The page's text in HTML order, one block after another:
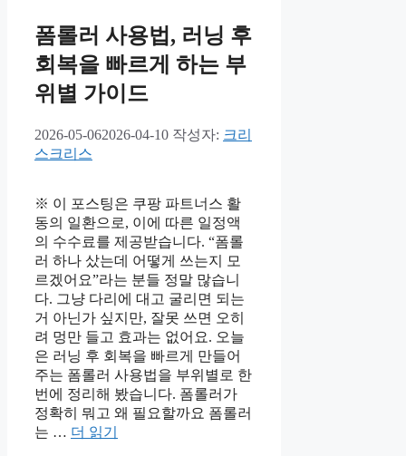
폼롤러 사용법, 러닝 후
회복을 빠르게 하는 부
위별 가이드
2026-05-062026-04-10 작성자: 크리
스크리스
※ 이 포스팅은 쿠팡 파트너스 활
동의 일환으로, 이에 따른 일정액
의 수수료를 제공받습니다. “폼롤
러 하나 샀는데 어떻게 쓰는지 모
르겠어요”라는 분들 정말 많습니
다. 그냥 다리에 대고 굴리면 되는
거 아닌가 싶지만, 잘못 쓰면 오히
려 멍만 들고 효과는 없어요. 오늘
은 러닝 후 회복을 빠르게 만들어
주는 폼롤러 사용법을 부위별로 한
번에 정리해 봤습니다. 폼롤러가
정확히 뭐고 왜 필요할까요 폼롤러
는 … 더 읽기